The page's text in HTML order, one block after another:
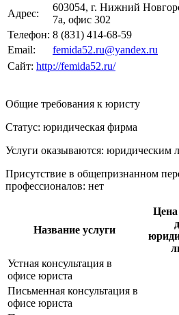
Адрес:
603054, г. Нижний
7а, офис 302
Телефон: 8 (831) 414-68-59
Email:
femida52.ru@yandex.ru
Сайт: http://femida52.ru/
Общие требования к юристу
Статус: юридическая фирма
Услуги оказываются: юридическим
Присутствие в общепризнанном
профессионалов: нет
Название услуги
Цена
Устная консультация в
офисе юриста
Письменная консультация в
офисе юриста